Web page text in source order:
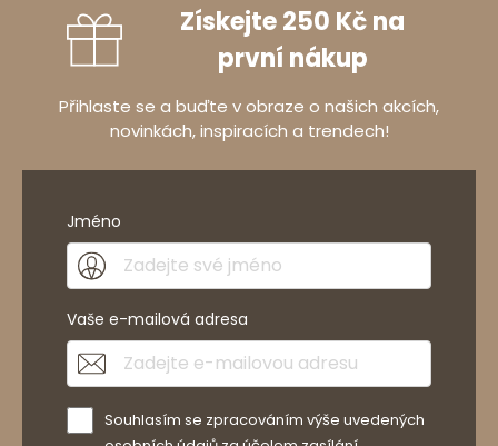
Získejte 250 Kč na
první nákup
Přihlaste se a buďte v obraze o našich akcích,
novinkách, inspiracích a trendech!
Jméno
Vaše e-mailová adresa
Souhlasím se zpracováním výše uvedených